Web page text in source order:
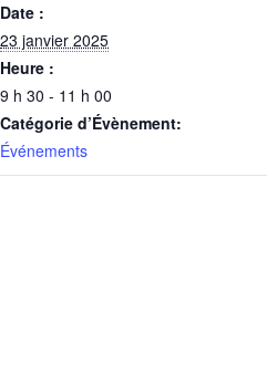
Date :
23 janvier 2025
Heure :
9 h 30 - 11 h 00
Catégorie d’Évènement:
Événements